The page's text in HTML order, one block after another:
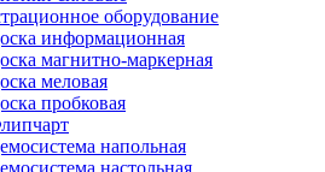
оборудование
информационная
магнитно-маркерная
меловая
пробковая
напольная
настольная